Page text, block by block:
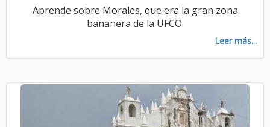
Aprende sobre Morales, que era la gran zona
bananera de la UFCO.
Leer más...